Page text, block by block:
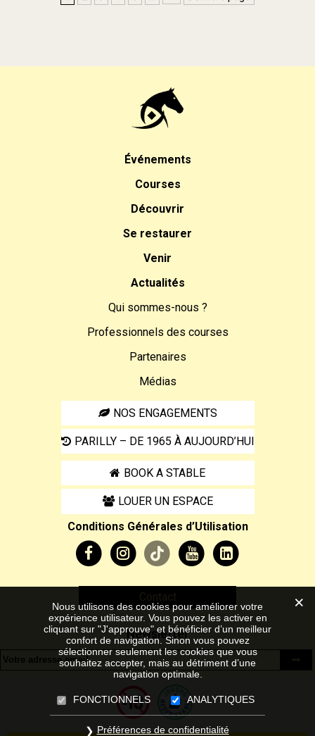
Événements
Courses
Découvrir
Se restaurer
Venir
Actualités
Qui sommes-nous ?
Professionnels des courses
Partenaires
Médias
NOS ENGAGEMENTS
PARILLY – DE 1965 À AUJOURD’HUI
BOOK A STABLE
LOUER UN ESPACE
Conditions Générales d’Utilisation
Contact
Newsletter
Nous utilisons des cookies pour améliorer votre
expérience utilisateur. Vous pouvez les activer en
cliquant sur "J'approuve" et bénéficier d’un meilleur
confort de navigation. Sinon vous pouvez
sélectionner seulement les cookies que vous
souhaitez accepter, mais au détriment d’une
navigation optimale.
FONCTIONNELS ANALYTIQUES
Préférences de confidentialité